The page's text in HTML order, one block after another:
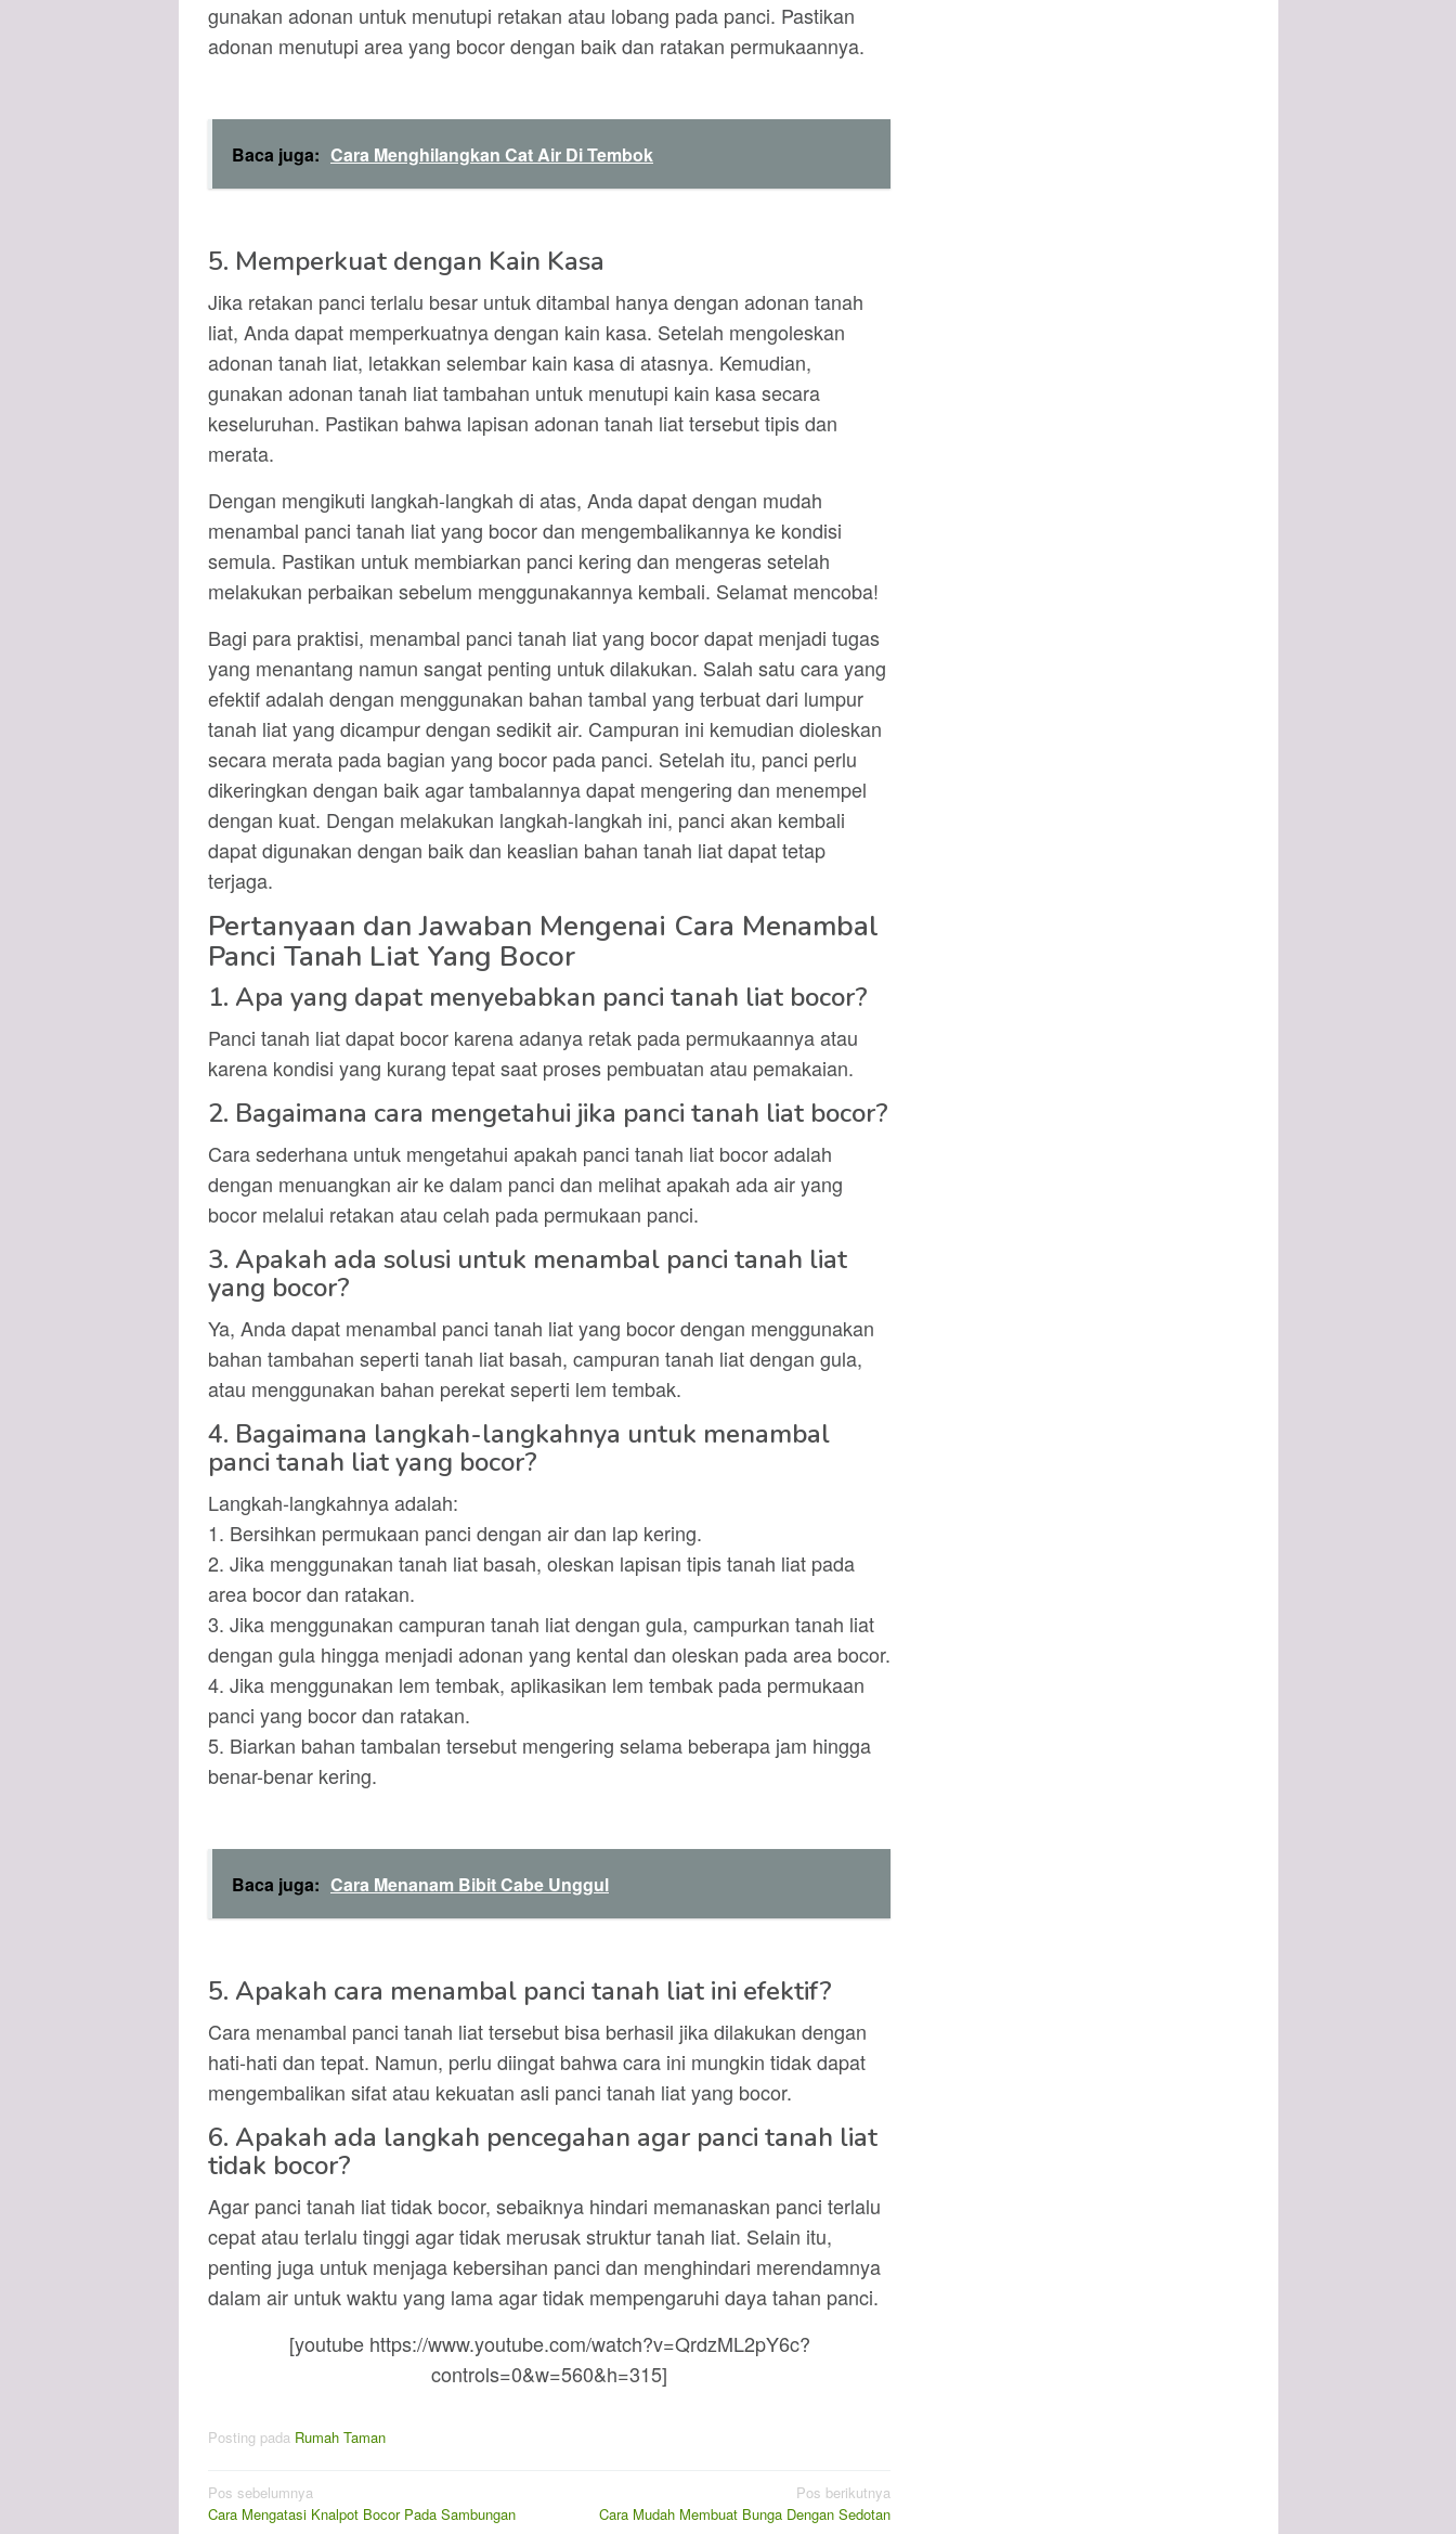
gunakan adonan untuk menutupi retakan atau lobang pada panci. Pastikan
adonan menutupi area yang bocor dengan baik dan ratakan permukaannya.
Baca juga: Cara Menghilangkan Cat Air Di Tembok
5. Memperkuat dengan Kain Kasa
Jika retakan panci terlalu besar untuk ditambal hanya dengan adonan tanah
liat, Anda dapat memperkuatnya dengan kain kasa. Setelah mengoleskan
adonan tanah liat, letakkan selembar kain kasa di atasnya. Kemudian,
gunakan adonan tanah liat tambahan untuk menutupi kain kasa secara
keseluruhan. Pastikan bahwa lapisan adonan tanah liat tersebut tipis dan
merata.
Dengan mengikuti langkah-langkah di atas, Anda dapat dengan mudah
menambal panci tanah liat yang bocor dan mengembalikannya ke kondisi
semula. Pastikan untuk membiarkan panci kering dan mengeras setelah
melakukan perbaikan sebelum menggunakannya kembali. Selamat mencoba!
Bagi para praktisi, menambal panci tanah liat yang bocor dapat menjadi tugas
yang menantang namun sangat penting untuk dilakukan. Salah satu cara yang
efektif adalah dengan menggunakan bahan tambal yang terbuat dari lumpur
tanah liat yang dicampur dengan sedikit air. Campuran ini kemudian dioleskan
secara merata pada bagian yang bocor pada panci. Setelah itu, panci perlu
dikeringkan dengan baik agar tambalannya dapat mengering dan menempel
dengan kuat. Dengan melakukan langkah-langkah ini, panci akan kembali
dapat digunakan dengan baik dan keaslian bahan tanah liat dapat tetap
terjaga.
Pertanyaan dan Jawaban Mengenai Cara Menambal
Panci Tanah Liat Yang Bocor
1. Apa yang dapat menyebabkan panci tanah liat bocor?
Panci tanah liat dapat bocor karena adanya retak pada permukaannya atau
karena kondisi yang kurang tepat saat proses pembuatan atau pemakaian.
2. Bagaimana cara mengetahui jika panci tanah liat bocor?
Cara sederhana untuk mengetahui apakah panci tanah liat bocor adalah
dengan menuangkan air ke dalam panci dan melihat apakah ada air yang
bocor melalui retakan atau celah pada permukaan panci.
3. Apakah ada solusi untuk menambal panci tanah liat
yang bocor?
Ya, Anda dapat menambal panci tanah liat yang bocor dengan menggunakan
bahan tambahan seperti tanah liat basah, campuran tanah liat dengan gula,
atau menggunakan bahan perekat seperti lem tembak.
4. Bagaimana langkah-langkahnya untuk menambal
panci tanah liat yang bocor?
Langkah-langkahnya adalah:
1. Bersihkan permukaan panci dengan air dan lap kering.
2. Jika menggunakan tanah liat basah, oleskan lapisan tipis tanah liat pada
area bocor dan ratakan.
3. Jika menggunakan campuran tanah liat dengan gula, campurkan tanah liat
dengan gula hingga menjadi adonan yang kental dan oleskan pada area bocor.
4. Jika menggunakan lem tembak, aplikasikan lem tembak pada permukaan
panci yang bocor dan ratakan.
5. Biarkan bahan tambalan tersebut mengering selama beberapa jam hingga
benar-benar kering.
Baca juga: Cara Menanam Bibit Cabe Unggul
5. Apakah cara menambal panci tanah liat ini efektif?
Cara menambal panci tanah liat tersebut bisa berhasil jika dilakukan dengan
hati-hati dan tepat. Namun, perlu diingat bahwa cara ini mungkin tidak dapat
mengembalikan sifat atau kekuatan asli panci tanah liat yang bocor.
6. Apakah ada langkah pencegahan agar panci tanah liat
tidak bocor?
Agar panci tanah liat tidak bocor, sebaiknya hindari memanaskan panci terlalu
cepat atau terlalu tinggi agar tidak merusak struktur tanah liat. Selain itu,
penting juga untuk menjaga kebersihan panci dan menghindari merendamnya
dalam air untuk waktu yang lama agar tidak mempengaruhi daya tahan panci.
[youtube https://www.youtube.com/watch?v=QrdzML2pY6c?
controls=0&w=560&h=315]
Posting pada Rumah Taman
Navigasi
pos
Pos sebelumnya
Cara Mengatasi Knalpot Bocor Pada Sambungan
Pos berikutnya
Cara Mudah Membuat Bunga Dengan Sedotan